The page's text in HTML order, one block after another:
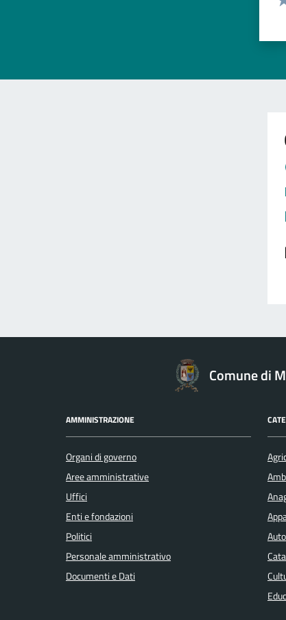
Comune di
AMMINISTRAZIONE
Organi di governo
Aree amministrative
Uffici
Enti e fondazioni
Politici
Personale amministrativo
Documenti e Dati